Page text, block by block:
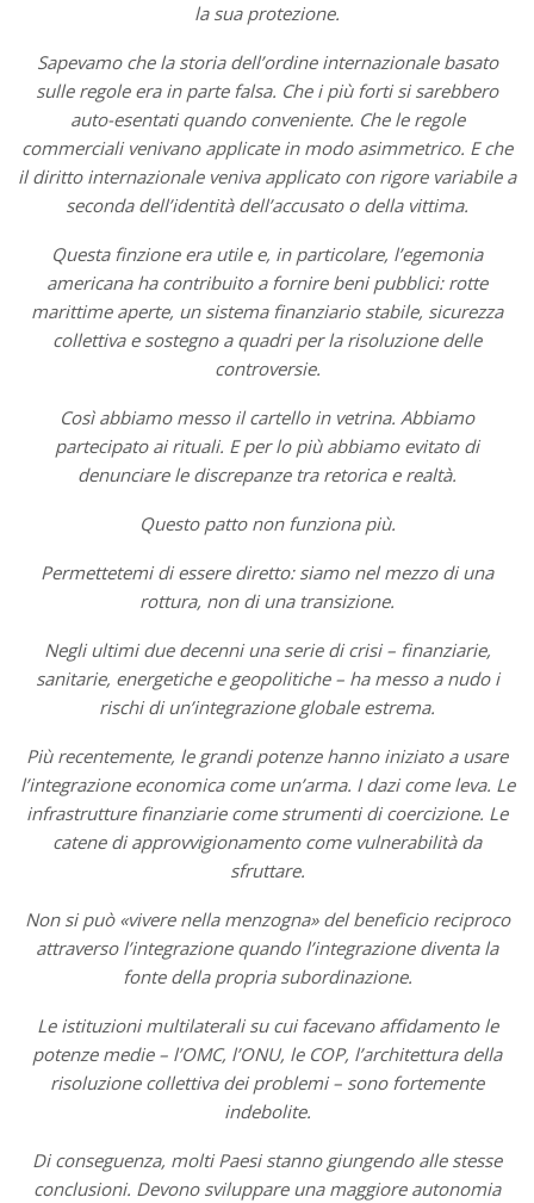
la sua protezione.
Sapevamo che la storia dell’ordine internazionale basato
sulle regole era in parte falsa. Che i più forti si sarebbero
auto-esentati quando conveniente. Che le regole
commerciali venivano applicate in modo asimmetrico. E che
il diritto internazionale veniva applicato con rigore variabile a
seconda dell’identità dell’accusato o della vittima.
Questa finzione era utile e, in particolare, l’egemonia
americana ha contribuito a fornire beni pubblici: rotte
marittime aperte, un sistema finanziario stabile, sicurezza
collettiva e sostegno a quadri per la risoluzione delle
controversie.
Così abbiamo messo il cartello in vetrina. Abbiamo
partecipato ai rituali. E per lo più abbiamo evitato di
denunciare le discrepanze tra retorica e realtà.
Questo patto non funziona più.
Permettetemi di essere diretto: siamo nel mezzo di una
rottura, non di una transizione.
Negli ultimi due decenni una serie di crisi – finanziarie,
sanitarie, energetiche e geopolitiche – ha messo a nudo i
rischi di un’integrazione globale estrema.
Più recentemente, le grandi potenze hanno iniziato a usare
l’integrazione economica come un’arma. I dazi come leva. Le
infrastrutture finanziarie come strumenti di coercizione. Le
catene di approvvigionamento come vulnerabilità da
sfruttare.
Non si può «vivere nella menzogna» del beneficio reciproco
attraverso l’integrazione quando l’integrazione diventa la
fonte della propria subordinazione.
Le istituzioni multilaterali su cui facevano affidamento le
potenze medie – l’OMC, l’ONU, le COP, l’architettura della
risoluzione collettiva dei problemi – sono fortemente
indebolite.
Di conseguenza, molti Paesi stanno giungendo alle stesse
conclusioni. Devono sviluppare una maggiore autonomia